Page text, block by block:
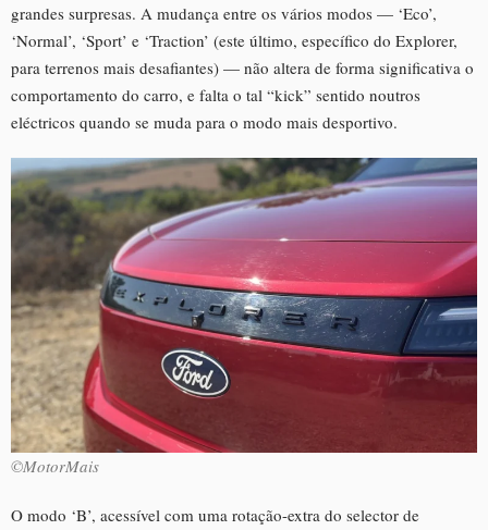
grandes surpresas. A mudança entre os vários modos — ‘Eco’,
‘Normal’, ‘Sport’ e ‘Traction’ (este último, específico do Explorer,
para terrenos mais desafiantes) — não altera de forma significativa o
comportamento do carro, e falta o tal “kick” sentido noutros
eléctricos quando se muda para o modo mais desportivo.
©MotorMais
O modo ‘B’, acessível com uma rotação-extra do selector de